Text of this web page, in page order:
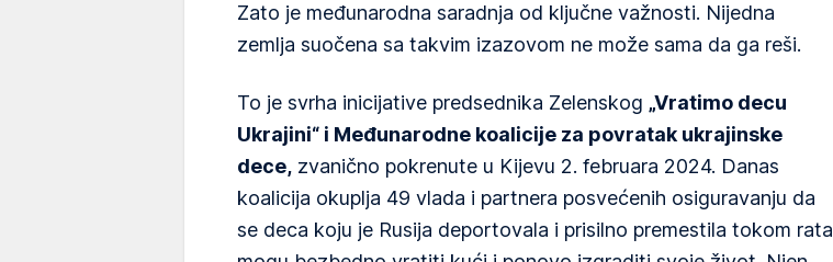
Zato je međunarodna saradnja od ključne važnosti. Nijedna
zemlja suočena sa takvim izazovom ne može sama da ga reši.
To je svrha inicijative predsednika Zelenskog „Vratimo decu
Ukrajini“ i Međunarodne koalicije za povratak ukrajinske
dece, zvanično pokrenute u Kijevu 2. februara 2024. Danas
koalicija okuplja 49 vlada i partnera posvećenih osiguravanju da
se deca koju je Rusija deportovala i prisilno premestila tokom rata